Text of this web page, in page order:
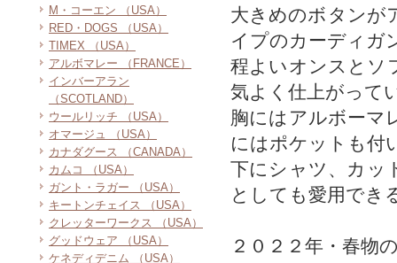
M・コーエン （USA）
RED・DOGS （USA）
TIMEX （USA）
アルボマレー （FRANCE）
インバーアラン
（SCOTLAND）
ウールリッチ （USA）
オマージュ （USA）
カナダグース （CANADA）
カムコ （USA）
ガント・ラガー （USA）
キートンチェイス （USA）
クレッターワークス （USA）
グッドウェア （USA）
ケネディデニム （USA）
大きめのボタンが
イプのカーディガ
程よいオンスとソ
気よく仕上がって
胸にはアルボーマ
にはポケットも付
下にシャツ、カッ
としても愛用でき
２０２２年・春物